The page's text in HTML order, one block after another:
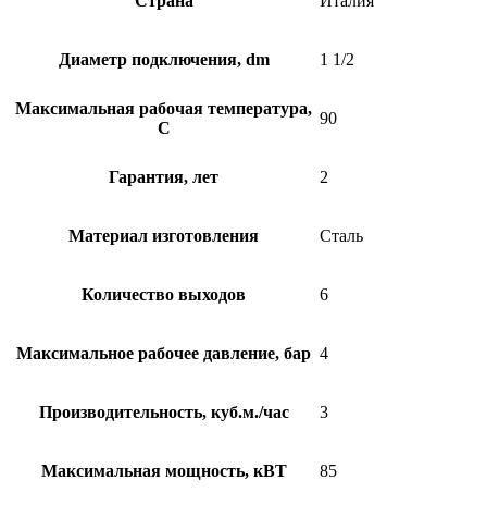
Диаметр подключения, dm 1 1/2
Максимальная рабочая температура,
C
90
Гарантия, лет 2
Материал изготовления Сталь
Количество выходов 6
Максимальное рабочее давление, бар 4
Производительность, куб.м./час 3
Максимальная мощность, кВТ 85